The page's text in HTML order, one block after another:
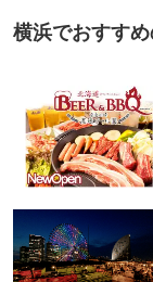
横浜でおすす